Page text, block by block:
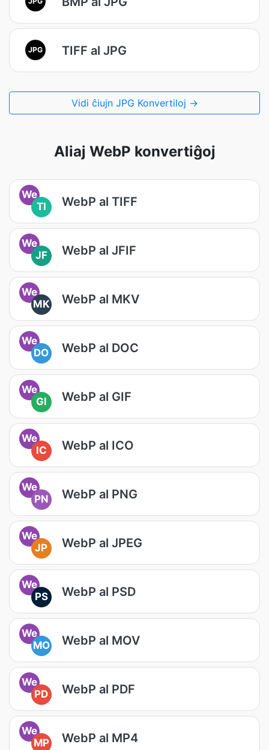
JPG TIFF al JPG
Vidi ĉiujn JPG Konvertiloj →
Aliaj WebP konvertiĝoj
We
TI
WebP al TIFF
We
JF
WebP al JFIF
We
MK
WebP al MKV
We
DO
WebP al DOC
We
GI
WebP al GIF
We
IC
WebP al ICO
We
PN
WebP al PNG
We
JP
WebP al JPEG
We
PS
WebP al PSD
We
MO
WebP al MOV
We
PD
WebP al PDF
We
MP
WebP al MP4